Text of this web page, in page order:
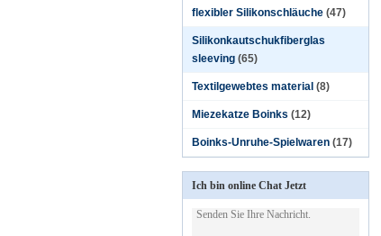
flexibler Silikonschläuche (47)
Silikonkautschukfiberglas
sleeving (65)
Textilgewebtes material (8)
Miezekatze Boinks (12)
Boinks-Unruhe-Spielwaren (17)
Ich bin online Chat Jetzt